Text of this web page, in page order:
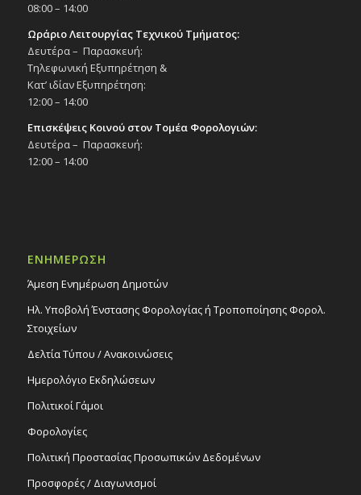
08:00 – 14:00
Ωράριο Λειτουργίας Τεχνικού Τμήματος:
Δευτέρα – Παρασκευή:
Τηλεφωνική Εξυπηρέτηση &
Κατ’ ιδίαν Εξυπηρέτηση:
12:00 – 14:00
Επισκέψεις Κοινού στον Τομέα Φορολογιών:
Δευτέρα – Παρασκευή:
12:00 – 14:00
ΕΝΗΜΕΡΩΣΗ
Άμεση Ενημέρωση Δημοτών
Ηλ. Υποβολή Ένστασης Φορολογίας ή Τροποποίησης Φορολ.
Στοιχείων
Δελτία Τύπου / Ανακοινώσεις
Ημερολόγιο Εκδηλώσεων
Πολιτικοί Γάμοι
Φορολογίες
Πολιτική Προστασίας Προσωπικών Δεδομένων
Προσφορές / Διαγωνισμοί